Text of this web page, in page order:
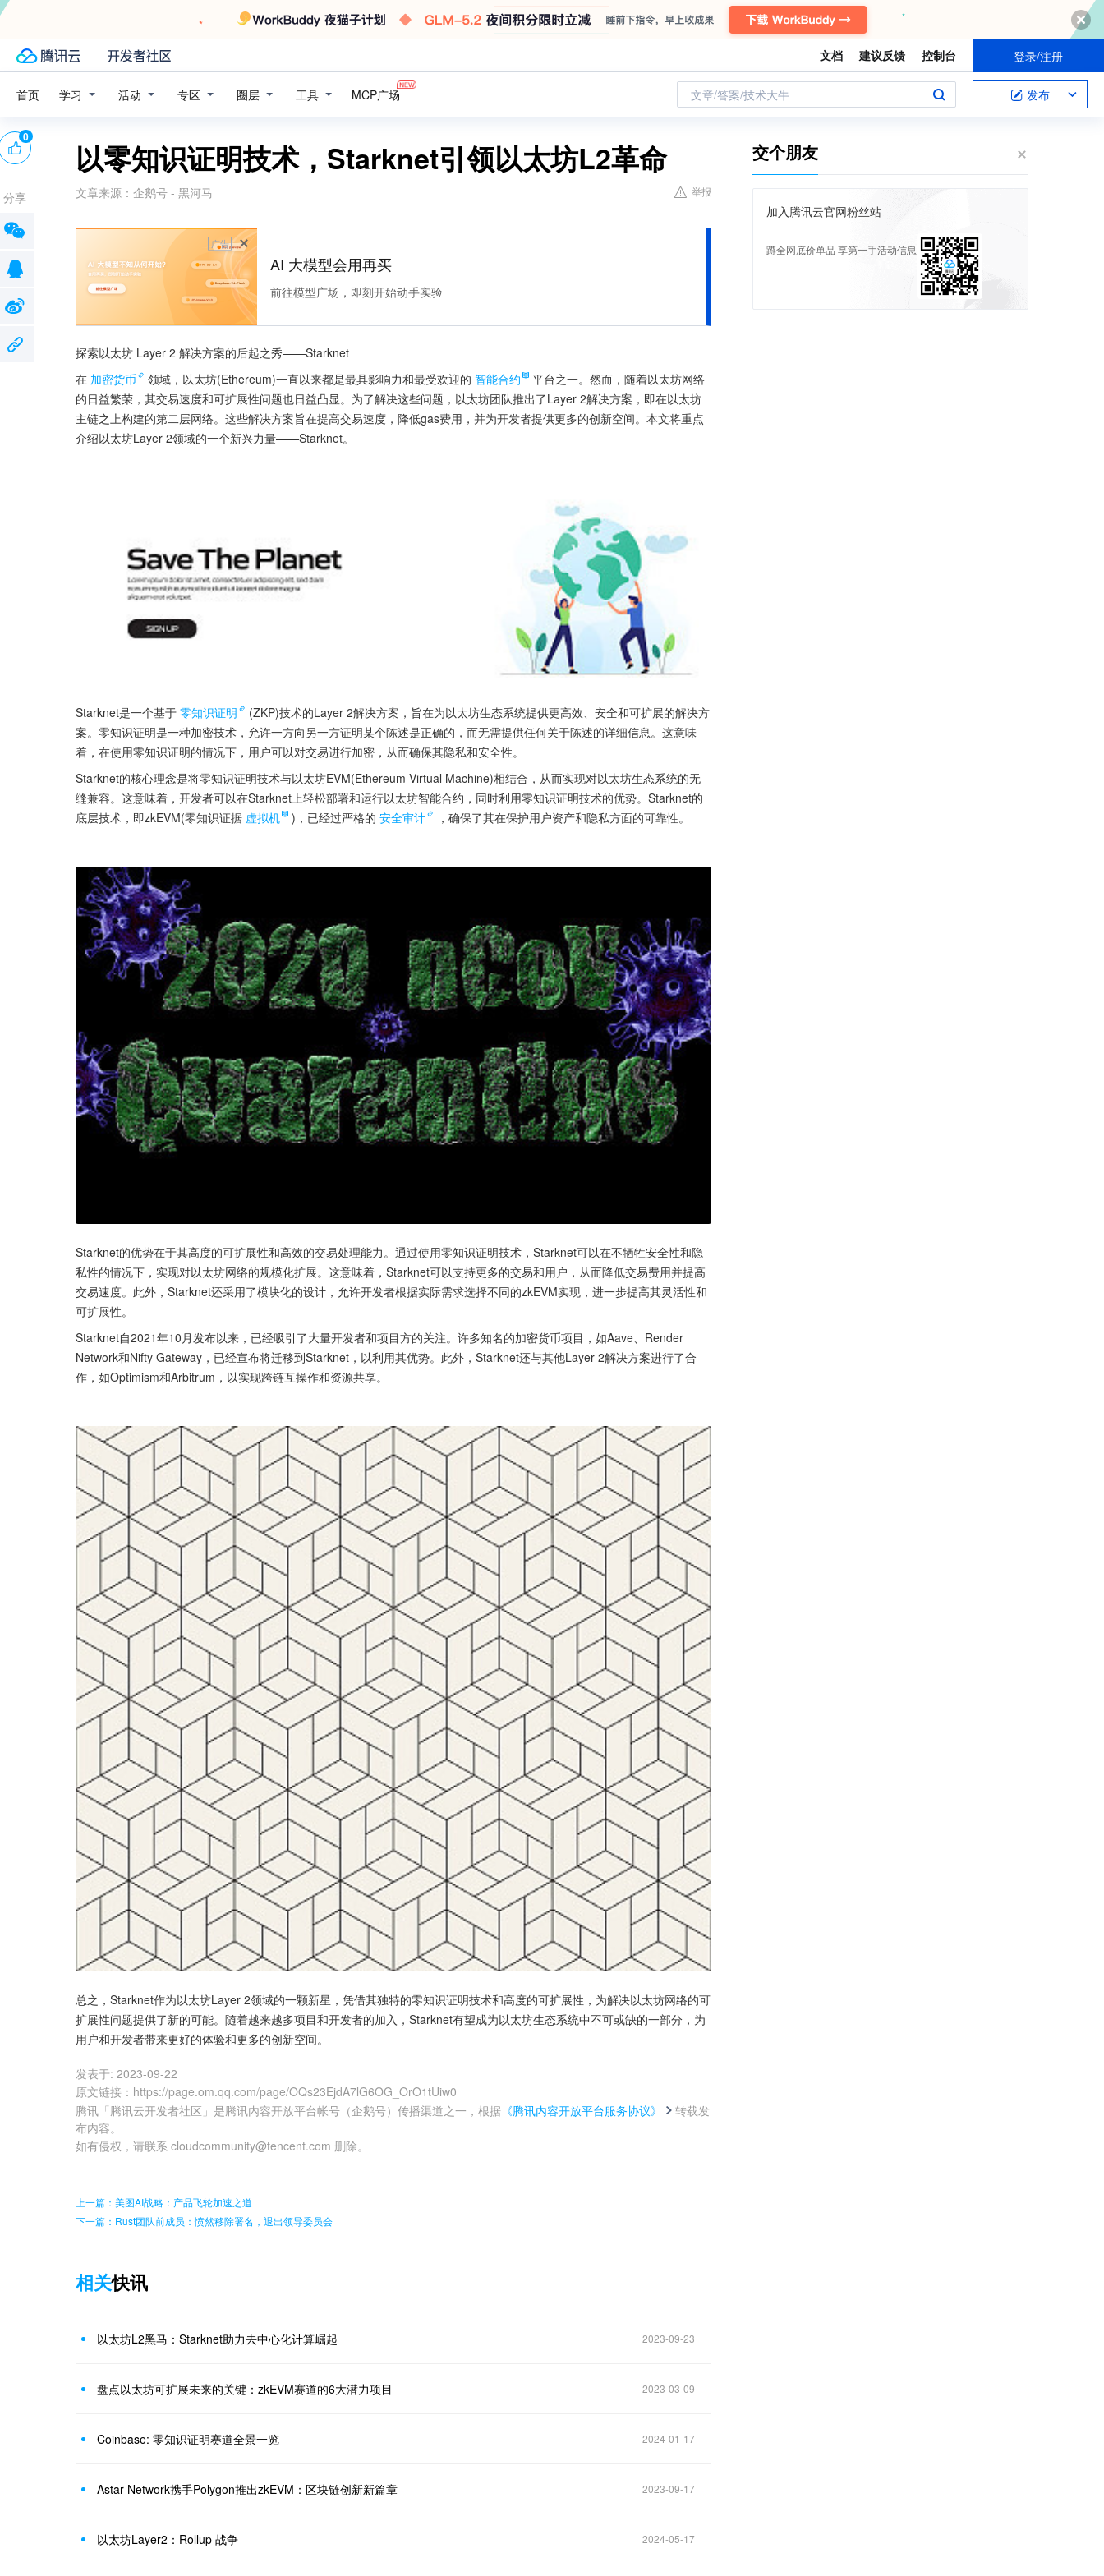
文档 建议反馈 控制台 登录/注册
首页 学习 活动 专区 圈层 工具 MCP广场 文章/答案/技术大牛 发布
以零知识证明技术，Starknet引领以太坊L2革命
文章来源： 企鹅号 - 黑河马 举报
广告
AI 大模型会用再买
前往模型广场，即刻开始动手实验
探索以太坊 Layer 2 解决方案的后起之秀——Starknet
在 加密货币 领域，以太坊(Ethereum)一直以来都是最具影响力和最受欢迎的 智能合约
平台之一。然而，随着以太坊网络
的日益繁荣，其交易速度和可扩展性问题也日益凸显。为了解决这些问题，以太坊团队推出了Layer 2解决方案，即在以太坊
主链之上构建的第二层网络。这些解决方案旨在提高交易速度，降低gas费用，并为开发者提供更多的创新空间。本文将重点
介绍以太坊Layer 2领域的一个新兴力量——Starknet。
Starknet是一个基于 零知识证明
(ZKP)技术的Layer 2解决方案，旨在为以太坊生态系统提供更高效、安全和可扩展的解决方
案。零知识证明是一种加密技术，允许一方向另一方证明某个陈述是正确的，而无需提供任何关于陈述的详细信息。这意味
着，在使用零知识证明的情况下，用户可以对交易进行加密，从而确保其隐私和安全性。
Starknet的核心理念是将零知识证明技术与以太坊EVM(Ethereum Virtual Machine)相结合，从而实现对以太坊生态系统的无
缝兼容。这意味着，开发者可以在Starknet上轻松部署和运行以太坊智能合约，同时利用零知识证明技术的优势。Starknet的
底层技术，即zkEVM(零知识证据 虚拟机 )，已经过严格的 安全审计 ，确保了其在保护用户资产和隐私方面的可靠性。
Starknet的优势在于其高度的可扩展性和高效的交易处理能力。通过使用零知识证明技术，Starknet可以在不牺牲安全性和隐
私性的情况下，实现对以太坊网络的规模化扩展。这意味着，Starknet可以支持更多的交易和用户，从而降低交易费用并提高
交易速度。此外，Starknet还采用了模块化的设计，允许开发者根据实际需求选择不同的zkEVM实现，进一步提高其灵活性和
可扩展性。
Starknet自2021年10月发布以来，已经吸引了大量开发者和项目方的关注。许多知名的加密货币项目，如Aave、Render
Network和Nifty Gateway，已经宣布将迁移到Starknet，以利用其优势。此外，Starknet还与其他Layer 2解决方案进行了合
作，如Optimism和Arbitrum，以实现跨链互操作和资源共享。
总之，Starknet作为以太坊Layer 2领域的一颗新星，凭借其独特的零知识证明技术和高度的可扩展性，为解决以太坊网络的可
扩展性问题提供了新的可能。随着越来越多项目和开发者的加入，Starknet有望成为以太坊生态系统中不可或缺的一部分，为
用户和开发者带来更好的体验和更多的创新空间。
发表于: 2023-09-22
原文链接 ： https://page.om.qq.com/page/OQs23EjdA7lG6OG_OrO1tUiw0
腾讯「腾讯云开发者社区」是腾讯内容开放平台帐号（企鹅号）传播渠道之一，根据 《腾讯内容开放平台服务协议》
转载发
布内容。
如有侵权，请联系 cloudcommunity@tencent.com 删除。
0
分享
上一篇：美图AI战略：产品飞轮加速之道
下一篇：Rust团队前成员：愤然移除署名，退出领导委员会
相关快讯
以太坊L2黑马：Starknet助力去中心化计算崛起 2023-09-23
盘点以太坊可扩展未来的关键：zkEVM赛道的6大潜力项目 2023-03-09
Coinbase: 零知识证明赛道全景一览 2024-01-17
Astar Network携手Polygon推出zkEVM：区块链创新新篇章 2023-09-17
以太坊Layer2：Rollup 战争 2024-05-17
交个朋友
加入腾讯云官网粉丝站
蹲全网底价单品 享第一手活动信息